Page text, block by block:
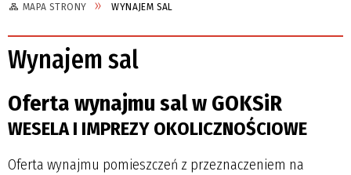
MAPA STRONY WYNAJEM SAL
Wynajem sal
Oferta wynajmu sal w GOKSiR
WESELA I IMPREZY OKOLICZNOŚCIOWE
Oferta wynajmu pomieszczeń z przeznaczeniem na